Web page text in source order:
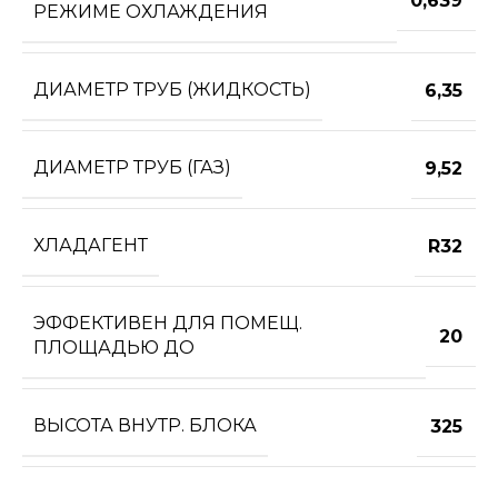
РЕЖИМЕ ОХЛАЖДЕНИЯ
ДИАМЕТР ТРУБ (ЖИДКОСТЬ) 6,35
ДИАМЕТР ТРУБ (ГАЗ) 9,52
ХЛАДАГЕНТ R32
ЭФФЕКТИВЕН ДЛЯ ПОМЕЩ.
ПЛОЩАДЬЮ ДО
20
ВЫСОТА ВНУТР. БЛОКА 325